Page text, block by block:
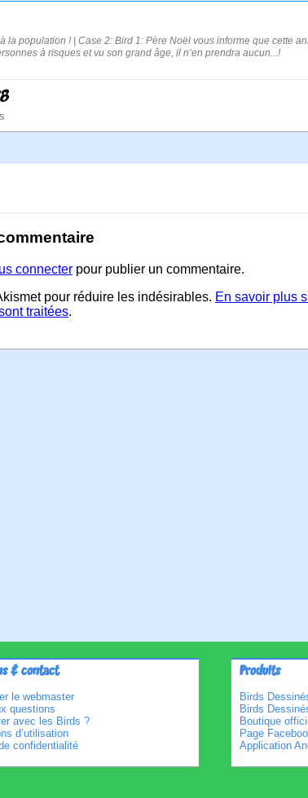
la population ! | Case 2: Bird 1: Père Noël vous informe que cette
à risques et vu son grand âge, il n’en prendra aucun...!
connecter pour publier un commentaire.
pour réduire les indésirables. En savoir plus
traitées.
& contact
le webmaster
questions
avec les Birds ?
d’utilisation
confidentialité
Produits
Birds
Birds
Boutique
Page
Application